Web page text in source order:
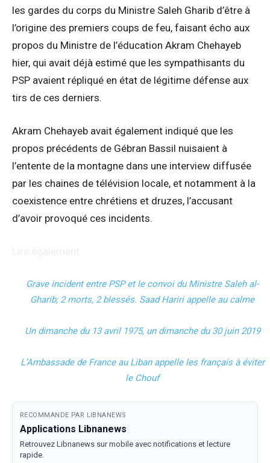
les gardes du corps du Ministre Saleh Gharib d’être à
l’origine des premiers coups de feu, faisant écho aux
propos du Ministre de l’éducation Akram Chehayeb
hier, qui avait déjà estimé que les sympathisants du
PSP avaient répliqué en état de légitime défense aux
tirs de ces derniers.
Akram Chehayeb avait également indiqué que les
propos précédents de Gébran Bassil nuisaient à
l’entente de la montagne dans une interview diffusée
par les chaines de télévision locale, et notamment à la
coexistence entre chrétiens et druzes, l’accusant
d’avoir provoqué ces incidents.
Grave incident entre PSP et le convoi du Ministre Saleh al-
Gharib; 2 morts, 2 blessés. Saad Hariri appelle au calme
Un dimanche du 13 avril 1975, un dimanche du 30 juin 2019
L’Ambassade de France au Liban appelle les français à éviter
le Chouf
RECOMMANDE PAR LIBNANEWS
Applications Libnanews
Retrouvez Libnanews sur mobile avec notifications et lecture
rapide.